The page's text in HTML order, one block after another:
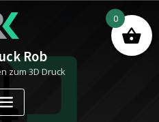
Rob
zum 3D Druck
0